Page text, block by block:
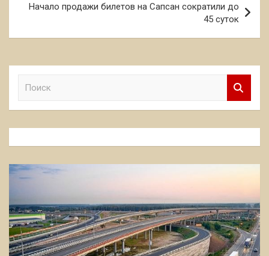
Начало продажи билетов на Сапсан сократили до
45 суток
к